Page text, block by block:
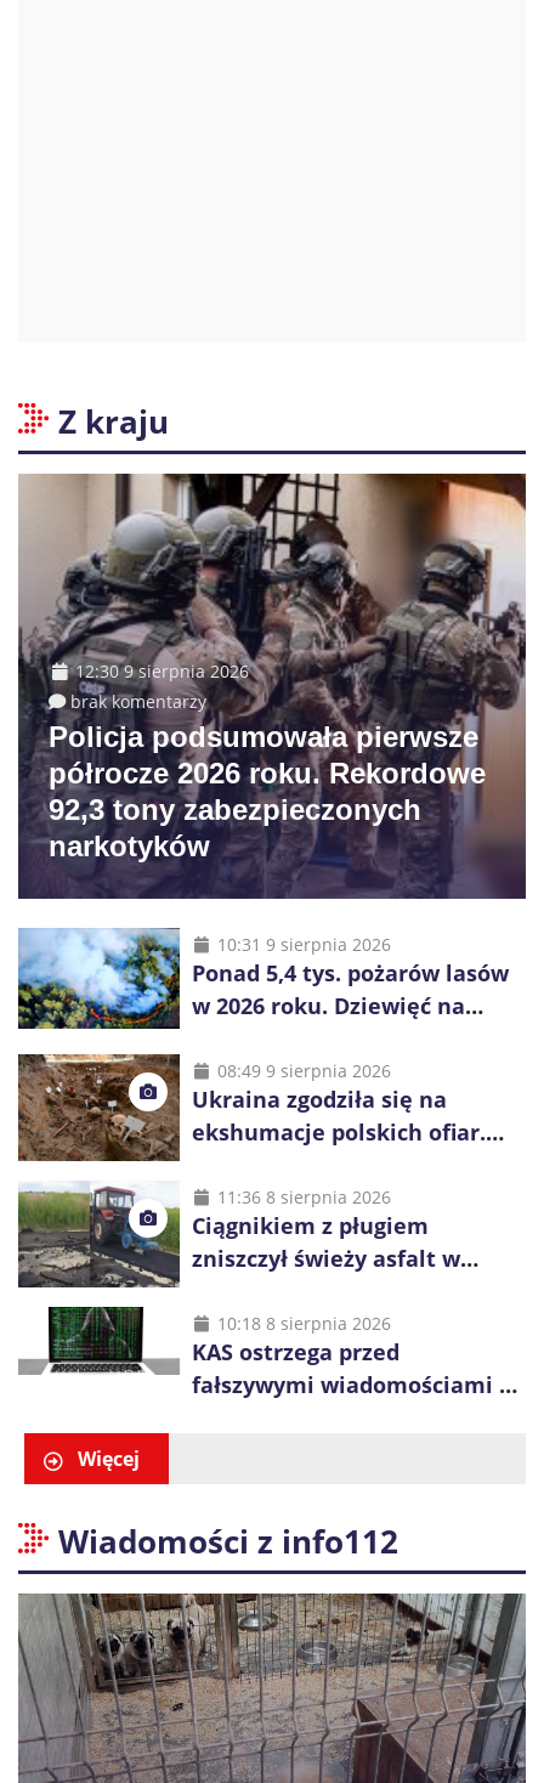
Z kraju
12:30 9 sierpnia 2026
brak komentarzy
Policja podsumowała pierwsze
półrocze 2026 roku. Rekordowe
92,3 tony zabezpieczonych
narkotyków
10:31 9 sierpnia 2026
Ponad 5,4 tys. pożarów lasów
w 2026 roku. Dziewięć na
08:49 9 sierpnia 2026
Ukraina zgodziła się na
ekshumacje polskich ofiar.
i Ugły
11:36 8 sierpnia 2026
Ciągnikiem z pługiem
zniszczył świeży asfalt w
60-latka
10:18 8 sierpnia 2026
KAS ostrzega przed
fałszywymi wiadomościami o
Więcej
Wiadomości z info112